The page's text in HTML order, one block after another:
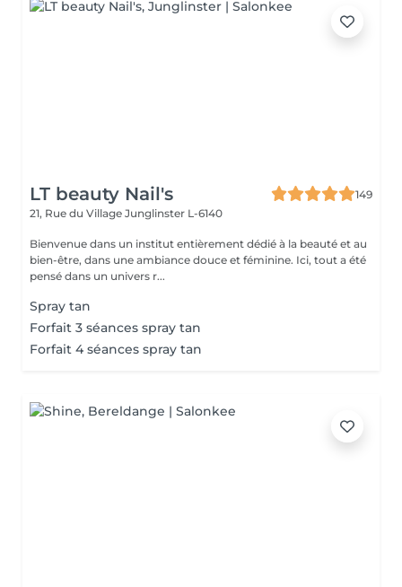
LT beauty Nail's
149
21, Rue du Village Junglinster L-6140
Bienvenue dans un institut entièrement dédié à la beauté et au
bien-être, dans une ambiance douce et féminine. Ici, tout a été
pensé dans un univers r...
Spray tan
Forfait 3 séances spray tan
Forfait 4 séances spray tan